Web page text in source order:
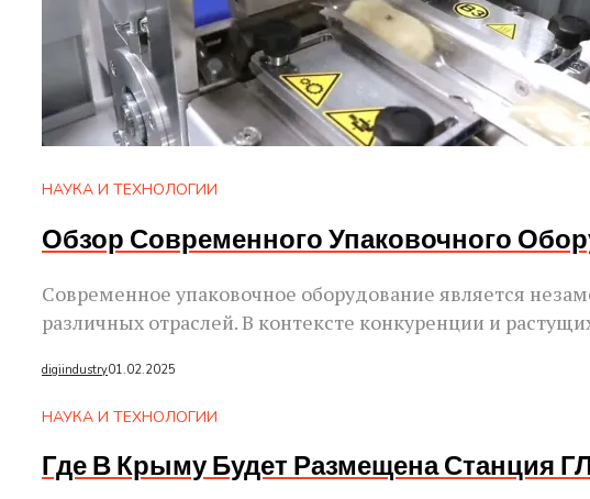
НАУКА И ТЕХНОЛОГИИ
Обзор Современного Упаковочного
Современное упаковочное оборудование является
различных отраслей. В контексте конкуренции и
digiindustry01.02.2025
НАУКА И ТЕХНОЛОГИИ
Где В Крыму Будет Размещена Станция